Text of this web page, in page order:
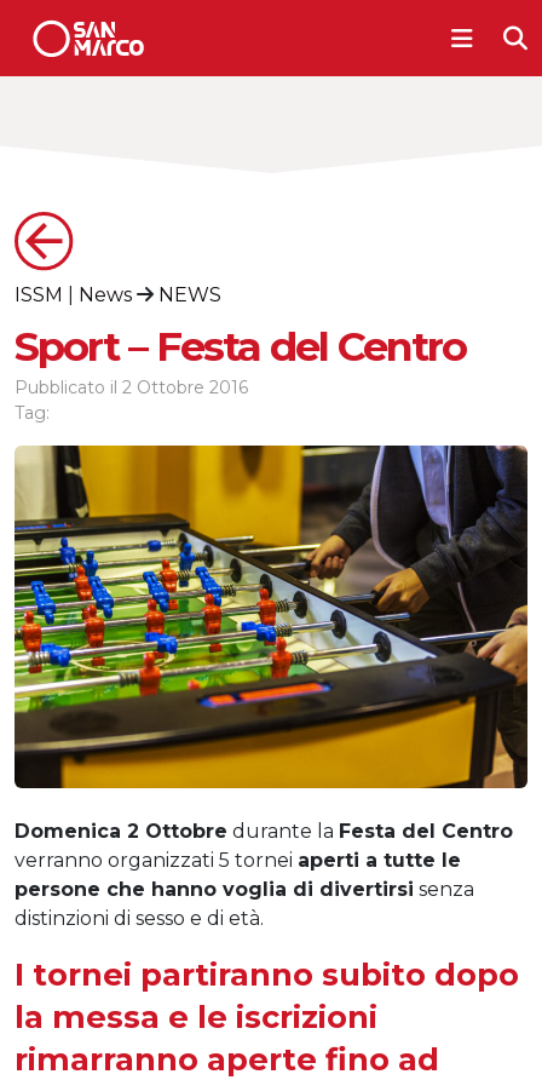
ISSM News NEWS
Sport – Festa del Centro
Pubblicato il 2 Ottobre 2016
Tag:
Domenica 2 Ottobre durante la Festa del Centro
verranno organizzati 5 tornei aperti a tutte le
persone che hanno voglia di divertirsi senza
distinzioni di sesso e di età.
I tornei partiranno subito dopo
la messa e le iscrizioni
rimarranno aperte fino ad